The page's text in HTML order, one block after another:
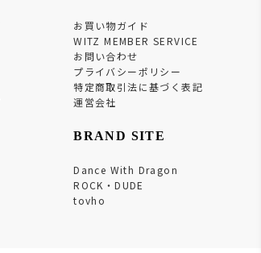
お買い物ガイド
WITZ MEMBER SERVICE
お問い合わせ
プライバシーポリシー
特定商取引法に基づく表記
運営会社
BRAND SITE
Dance With Dragon
ROCK・DUDE
tovho